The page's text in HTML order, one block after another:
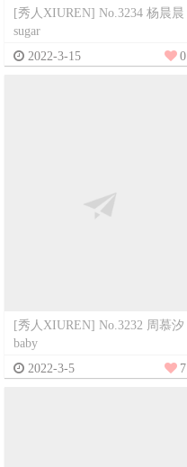
[秀人XIUREN] No.3234 杨晨晨
sugar
2022-3-15
0
[秀人XIUREN] No.3232 周慕汐
baby
2022-3-5
7